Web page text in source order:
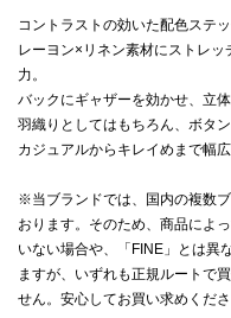
コントラストの効いた配色ステ
レーヨン×リネン素材にストレ
力。
バックにギャザーを効かせ、立
羽織りとしてはもちろん、ボタ
カジュアルからキレイめまで幅
※当ブランドでは、国内の複数
おります。そのため、商品によ
いない場合や、「FINE」とは異
ますが、いずれも正規ルートで
せん。安心してお買い求めくださ